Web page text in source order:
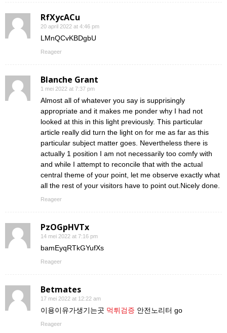
RfXycACu
20 april 2022 at 4:46 pm
LMnQCvKBDgbU
Reageer
Blanche Grant
1 mei 2022 at 7:37 pm
Almost all of whatever you say is supprisingly
appropriate and it makes me ponder why I had not
looked at this in this light previously. This particular
article really did turn the light on for me as far as this
particular subject matter goes. Nevertheless there is
actually 1 position I am not necessarily too comfy with
and while I attempt to reconcile that with the actual
central theme of your point, let me observe exactly what
all the rest of your visitors have to point out.Nicely done.
Reageer
PzOGpHVTx
14 mei 2022 at 7:16 pm
bamEyqRTkGYufXs
Reageer
Betmates
17 mei 2022 at 12:22 am
이용이유가생기는곳 먹튀검증 안전노리터 go
Reageer